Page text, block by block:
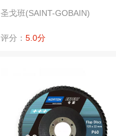
圣戈班(SAINT-GOBAIN)
评分： 5.0分